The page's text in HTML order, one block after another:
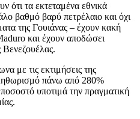
ότι τα εκτεταμένα εθνικά
βαθμό βαρύ πετρέλαιο και όχι
της Γουιάνας – έχουν κακή
και έχουν αποδώσει
με τις εκτιμήσεις της
πάνω από 280%
υποτιμά την πραγματική